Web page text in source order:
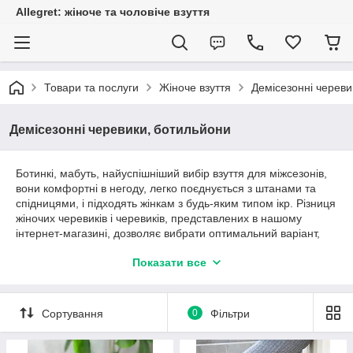
Allegret: жіноче та чоловіче взуття
Товари та послуги Жіноче взуття Демісезонні
Демісезонні черевики, ботильйони
Ботинкі, мабуть, найуспішніший вибір взуття для міжсезонів,
вони комфортні в негоду, легко поєднується з штанами та
спідницями, і підходять жінкам з будь-яким типом ікр. Різниця
жіночих черевиків і черевиків, представлених в нашому
інтернет-магазині, дозволяє вибрати оптимальний варіант,
Ботинки на танкетці, підборі або без
нього
Показати все
Сортування 0 Фільтри